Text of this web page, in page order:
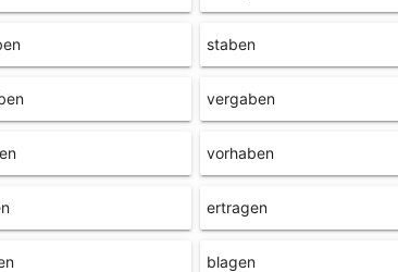
staben
vergaben
vorhaben
ertragen
blagen